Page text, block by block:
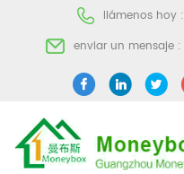
llámenos hoy :
enviar un mensaje :